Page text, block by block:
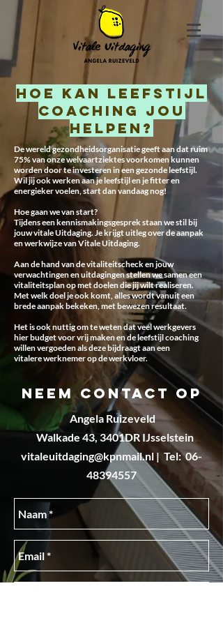
Hoe kan leefstijl
coaching jou
helpen?
De wereld gezondheidsorganisatie geeft aan dat ruim
75% van onze welvaartziektes voorkomen kunnen
worden door te investeren in een gezonde leefstijl.
Wil jij ook werken aan je leefstijl en je fitter en
energieker voelen, start dan vandaag nog!
Hoe gaan we van start?
Tijdens een kennismakingsgesprek staan we stil bij
jouw vitale Uitdaging. Je krijgt uitleg over de aanpak
en werkwijze van Vitale Uitdaging.
Aan de hand van de vitaliteitscheck en jouw
verwachtingen en uitdagingen stellen we samen een
vitaliteitsplan op met doelen die jij wilt realiseren.
Met welk doel je ook komt, alles wordt vanuit een
brede aanpak bekeken, met bewezen resultaat.
Het is ook nuttig om te weten dat veel werkgevers
hier budget voor vrij maken en de leefstijl coaching
willen vergoeden als deze bijdraagt aan een
vitalerewerknemer op de werkvloer.
neem contact op
Angela Ruizeveld
Walkade 43, 3401DR IJsselstein
vitaleuitdaging@kpnmail.nl | Tel: 06-
48394557